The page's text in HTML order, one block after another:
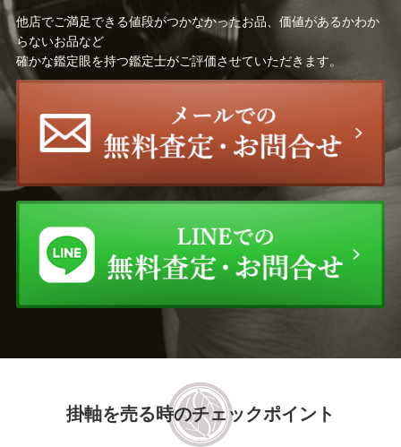
他店でご満足できる値段がつかなかったお品、価値があるかわか
らないお品など
確かな鑑定眼を持つ鑑定士がご評価させていただきます。
掛軸を売る時のチェックポイント